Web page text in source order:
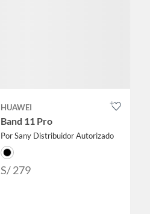
HUAWEI
Band 11 Pro
Por Sany Distribuidor Autorizado
S/ 279